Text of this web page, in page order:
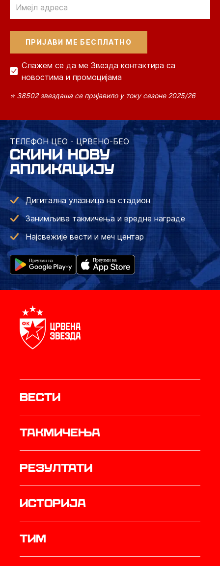
Слажем се да ме Звезда контактира са
новостима и промоцијама
⭐ 38502 звездаша се пријавило у току сезоне 2025/26
ТЕЛЕФОН ЦЕО - ЦРВЕНО-БЕО
СКИНИ НОВУ
АПЛИКАЦИЈУ
Дигитална улазница на стадион
Занимљива такмичења и вредне награде
Најсвежије вести и меч центар
Вести
Такмичења
резултати
историја
ТИМ